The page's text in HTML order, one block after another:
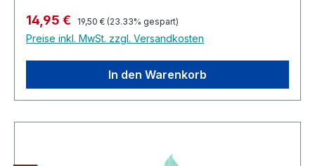
Verkaufspreis:
14,95 € Regulärer Preis:
19,50 € (23.33% gespart)
Preise inkl. MwSt. zzgl. Versandkosten
In den Warenkorb